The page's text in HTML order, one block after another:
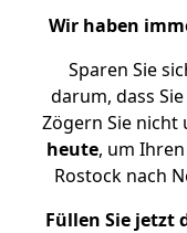
Wir haben
Sparen Sie
darum, dass
Zögern Sie nicht
heute, um
Rostock nach
Füllen Sie jetzt